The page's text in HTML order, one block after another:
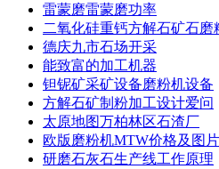
雷蒙磨雷蒙磨功率
二氧化硅重钙方解石矿石磨
德庆九市石场开采
能致富的加工机器
钽铌矿采矿设备磨粉机设备
方解石矿制粉加工设计爱问
太原地图万柏林区石渣厂
欧版磨粉机MTW价格及图
研磨石灰石生产线工作原理